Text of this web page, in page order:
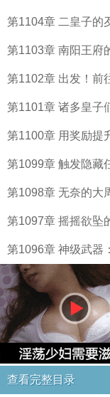
第1104章 二皇子的
第1103章 南阳王府
第1102章 出发！前
第1101章 诸多皇子
第1100章 用奖励提
第1099章 触发隐藏
第1098章 无奈的大
第1097章 摇摇欲坠
第1096章 神级武器
查看完整目录